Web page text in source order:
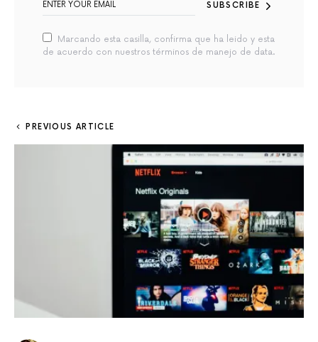
SUBSCRIBE
Marcando esta casilla, confirma que ha leido y esta
de acuerdo con nuestros términos de manejo de data.
PREVIOUS ARTICLE